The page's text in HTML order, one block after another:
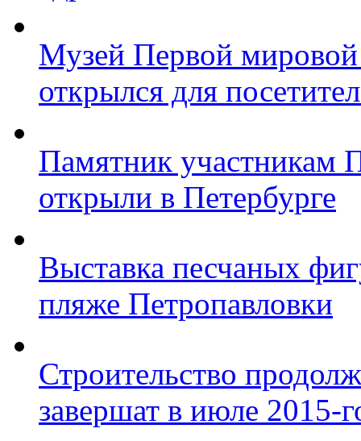
Музей Первой
открылся для
Памятник участникам
открыли в Петербурге
Выставка песчаных
пляже Петропавловки
Строительство
завершат в июле 2015-